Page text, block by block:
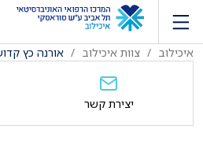
איכילוב צוות איכילוב אורנה כץ
יצירת קשר